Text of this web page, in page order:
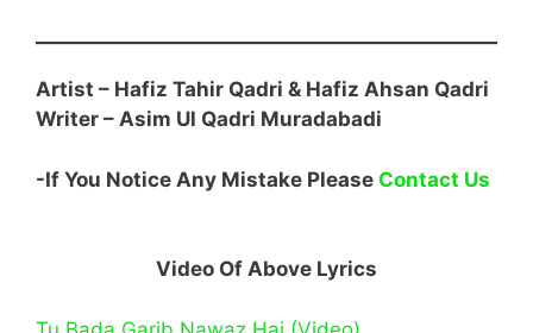
Artist – Hafiz Tahir Qadri & Hafiz Ahsan Qadri
Writer – Asim Ul Qadri Muradabadi
-If You Notice Any Mistake Please Contact Us
Video Of Above Lyrics